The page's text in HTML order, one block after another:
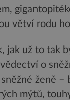
větví rodu
jak už to tak
o
ženě –
mýtů,